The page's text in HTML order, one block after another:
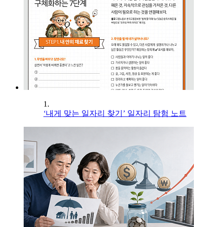
1.
‘내게 맞는 일자리 찾기’ 일자리 탐험 노트